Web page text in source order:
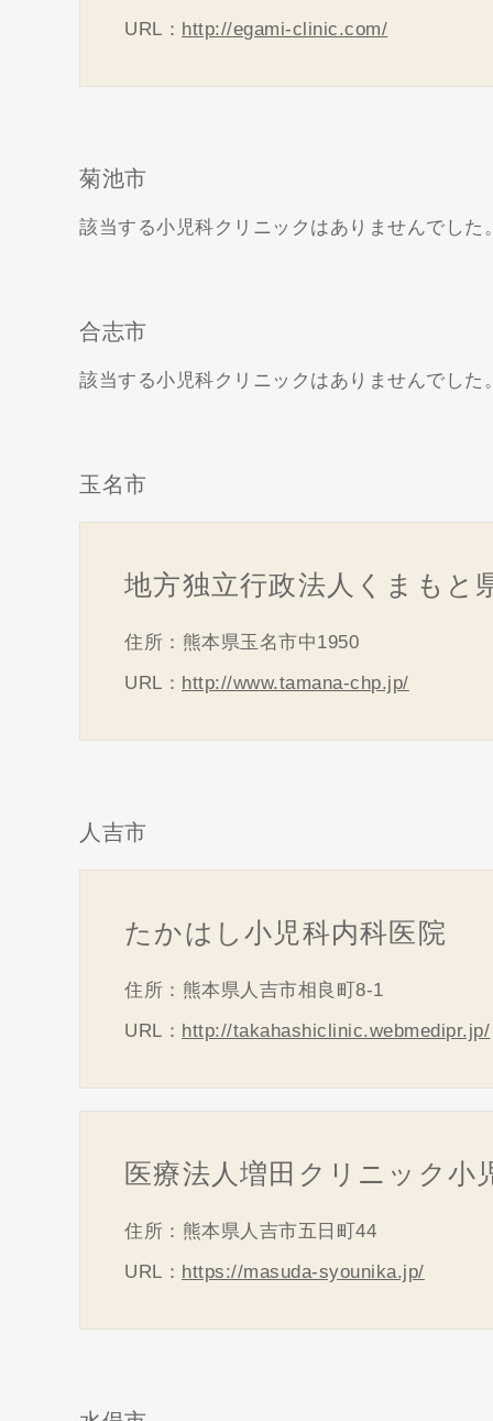
URL： http://egami-clinic.com/
菊池市
該当する小児科クリニックはありませんでした
合志市
該当する小児科クリニックはありませんでした
玉名市
地方独立行政法人くまもと
住所：熊本県玉名市中1950
URL： http://www.tamana-chp.jp/
人吉市
たかはし小児科内科医院
住所：熊本県人吉市相良町8-1
URL： http://takahashiclinic.webmedipr.jp/
医療法人増田クリニック小
住所：熊本県人吉市五日町44
URL： https://masuda-syounika.jp/